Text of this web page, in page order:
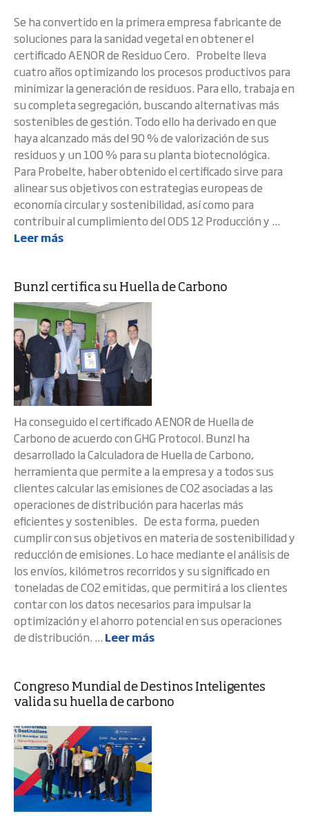
Se ha convertido en la primera empresa fabricante de
soluciones para la sanidad vegetal en obtener el
certificado AENOR de Residuo Cero. Probelte lleva
cuatro años optimizando los procesos productivos para
minimizar la generación de residuos. Para ello, trabaja en
su completa segregación, buscando alternativas más
sostenibles de gestión. Todo ello ha derivado en que
haya alcanzado más del 90 % de valorización de sus
residuos y un 100 % para su planta biotecnológica.
Para Probelte, haber obtenido el certificado sirve para
alinear sus objetivos con estrategias europeas de
economía circular y sostenibilidad, así como para
contribuir al cumplimiento del ODS 12 Producción y ...
Leer más
Bunzl certifica su Huella de Carbono
Ha conseguido el certificado AENOR de Huella de
Carbono de acuerdo con GHG Protocol. Bunzl ha
desarrollado la Calculadora de Huella de Carbono,
herramienta que permite a la empresa y a todos sus
clientes calcular las emisiones de CO2 asociadas a las
operaciones de distribución para hacerlas más
eficientes y sostenibles. De esta forma, pueden
cumplir con sus objetivos en materia de sostenibilidad y
reducción de emisiones. Lo hace mediante el análisis de
los envíos, kilómetros recorridos y su significado en
toneladas de CO2 emitidas, que permitirá a los clientes
contar con los datos necesarios para impulsar la
optimización y el ahorro potencial en sus operaciones
de distribución. ... Leer más
Congreso Mundial de Destinos Inteligentes
valida su huella de carbono